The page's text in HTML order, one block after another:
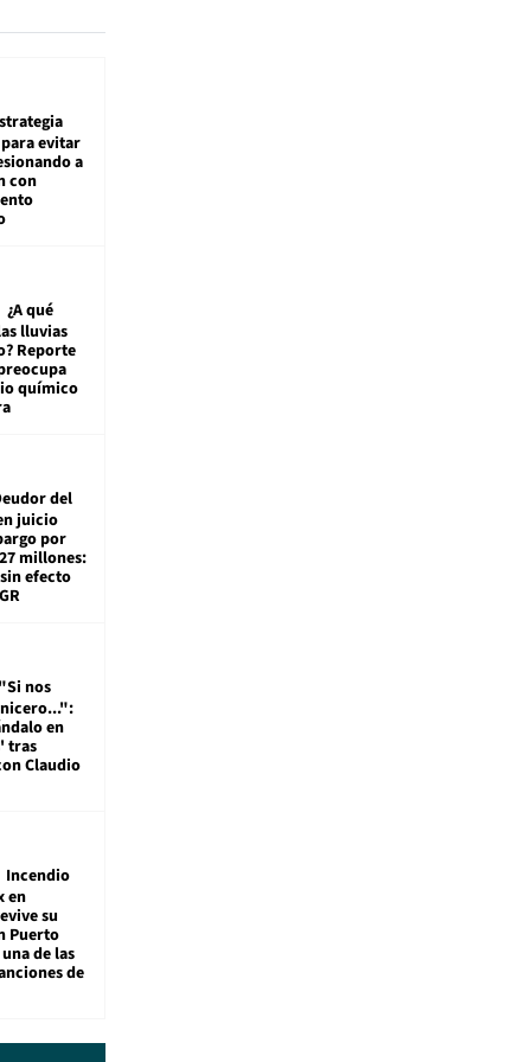
evitar
a
con
¿A qué
lluvias
Reporte
químico
del
juicio
por
millones:
efecto
"Si nos
en
tras
Claudio
Incendio
en
su
Puerto
de las
de